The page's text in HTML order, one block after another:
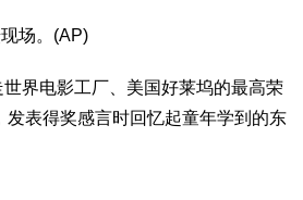
场。(AP)
界电影工厂、美国好莱坞的最高荣
表得奖感言时回忆起童年学到的东